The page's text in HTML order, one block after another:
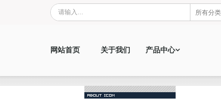
网站首页 关于我们 产品中心